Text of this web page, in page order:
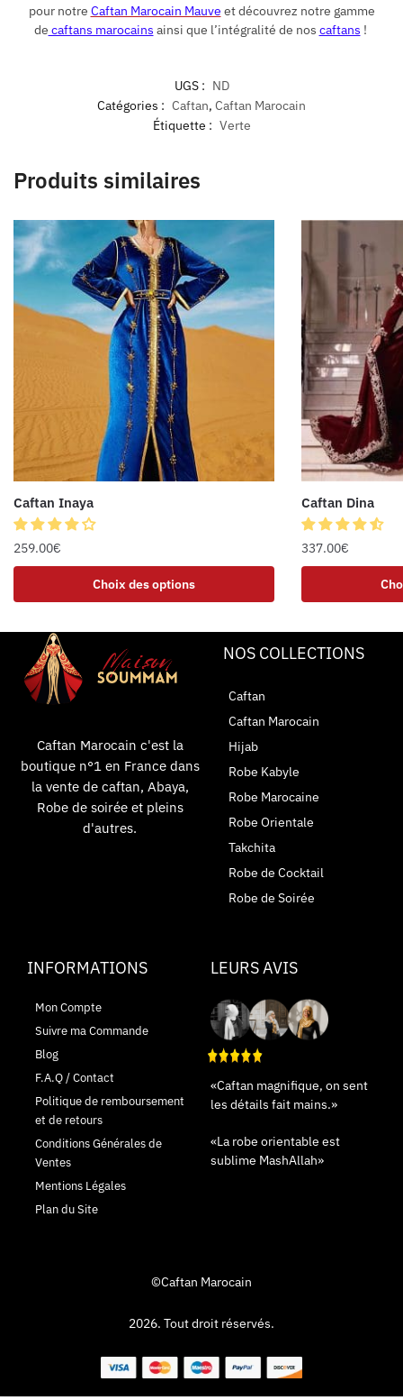
pour notre Caftan Marocain Mauve et découvrez notre gamme
de caftans marocains ainsi que l’intégralité de nos caftans !
UGS : ND
Catégories : Caftan, Caftan Marocain
Étiquette : Verte
Produits similaires
Caftan Inaya
259.00€
Choix des options
Caftan Dina
337.00€
Caftan Marocain c'est la
boutique n°1 en France dans
la vente de caftan, Abaya,
Robe de soirée et pleins
d'autres.
NOS COLLECTIONS
Caftan
Caftan Marocain
Hijab
Robe Kabyle
Robe Marocaine
Robe Orientale
Takchita
Robe de Cocktail
Robe de Soirée
INFORMATIONS
Mon Compte
Suivre ma Commande
Blog
F.A.Q / Contact
Politique de remboursement
et de retours
Conditions Générales de
Ventes
Mentions Légales
Plan du Site
LEURS AVIS
«Caftan magnifique, on sent
les détails fait mains.»
«La robe orientable est
sublime MashAllah»
©Caftan Marocain
2026. Tout droit réservés.